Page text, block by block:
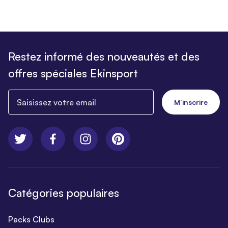
Restez informé des nouveautés et des
offres spéciales Ekinsport
M’inscrire
Catégories populaires
Packs Clubs